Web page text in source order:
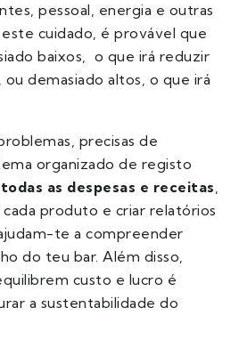
pessoal, energia e outras
cuidado, é provável que
baixos, o que irá reduzir
demasiado altos, o que irá
precisas de
organizado de registo
as despesas e receitas,
cada produto e criar relatórios
te a compreender
do teu bar. Além disso,
custo e lucro é
a sustentabilidade do